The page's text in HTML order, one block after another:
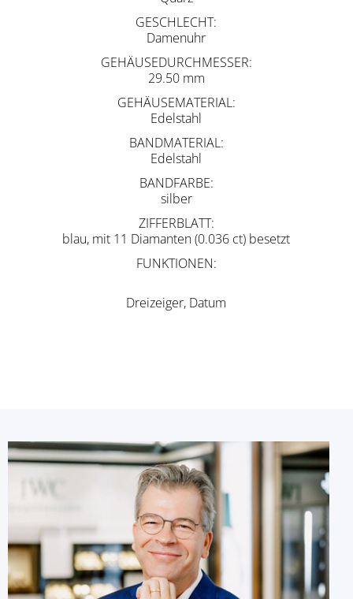
GESCHLECHT
Damenuhr
GEHÄUSEDURCHMESSER
29.50 mm
GEHÄUSEMATERIAL
Edelstahl
BANDMATERIAL
Edelstahl
BANDFARBE
silber
ZIFFERBLATT
blau, mit 11 Diamanten (0.036 ct) besetzt
FUNKTIONEN
Dreizeiger, Datum